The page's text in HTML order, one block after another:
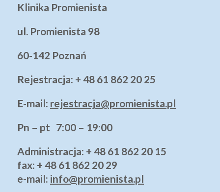
Klinika Promienista
ul. Promienista 98
60-142 Poznań
Rejestracja: + 48 61 862 20 25
E-mail: rejestracja@promienista.pl
Pn – pt 7:00 – 19:00
Administracja: + 48 61 862 20 15
fax: + 48 61 862 20 29
e-mail: info@promienista.pl